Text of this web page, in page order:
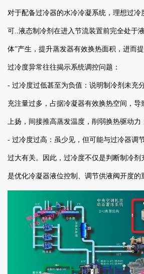
对于配备过冷器的水冷冷凝系统，理想过冷
可..液态制冷剂在进入节流装置前完全处于
体”产生，提升蒸发器有效换热面积，进而提
过冷度异常往往揭示系统调控问题：
- 过冷度过低甚至为负值：说明制冷剂未充
充注量过多，占据冷凝器有效换热空间，导
上扬，间接推高蒸发温度，削弱换热驱动力
- 过冷度过高：虽少见，但可能与过冷器调
过大有关。因此，过冷度不仅是判断制冷剂
是优化冷凝器液位控制、调节供液阀开度的